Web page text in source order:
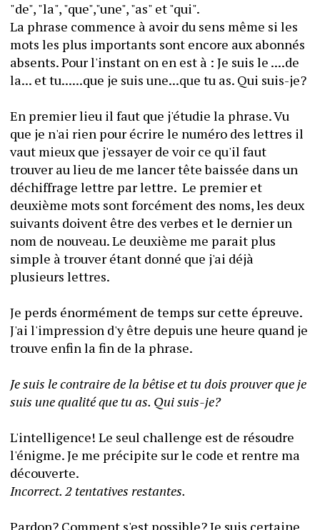
La phrase commence à avoir du sens même si les
mots les plus importants sont encore aux abonnés
absents. Pour l'instant on en est à : Je suis le ....de
la... et tu......que je suis une...que tu as. Qui suis-je?
En premier lieu il faut que j'étudie la phrase. Vu
que je n'ai rien pour écrire le numéro des lettres il
vaut mieux que j'essayer de voir ce qu'il faut
trouver au lieu de me lancer tête baissée dans un
déchiffrage lettre par lettre.  Le premier et
deuxième mots sont forcément des noms, les deux
suivants doivent être des verbes et le dernier un
nom de nouveau. Le deuxième me parait plus
simple à trouver étant donné que j'ai déjà
Je perds énormément de temps sur cette épreuve.
J'ai l'impression d'y être depuis une heure quand je
Je suis le contraire de la bêtise et tu dois prouver que je
suis une qualité que tu as. Qui suis-je?
L'intelligence! Le seul challenge est de résoudre
l'énigme. Je me précipite sur le code et rentre ma
Incorrect. 2 tentatives restantes.
Pardon? Comment s'est possible? Je suis certaine